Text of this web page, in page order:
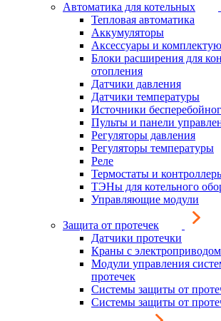
Автоматика для котельных
Тепловая автоматика
Аккумуляторы
Аксессуары и
Блоки расширения для
отопления
Датчики давления
Датчики температуры
Источники
Пульты и панели
Регуляторы давления
Регуляторы температуры
Реле
Термостаты и
ТЭНы для котельного
Управляющие модули
Защита от протечек
Датчики протечки
Краны с электроприводом
Модули управления
протечек
Системы защиты от
Системы защиты от